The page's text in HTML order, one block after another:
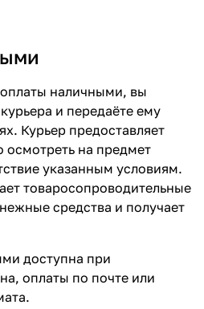
наличными, вы
и передаёте ему
Курьер предоставляет
на предмет
указанным условиям.
товаросопроводительные
средства и получает
доступна при
оплаты по почте или